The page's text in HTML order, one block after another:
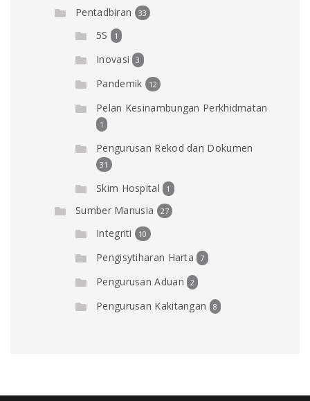
Pentadbiran 33
5S 1
Inovasi 3
Pandemik 12
Pelan Kesinambungan Perkhidmatan
1
Pengurusan Rekod dan Dokumen
31
Skim Hospital 1
Sumber Manusia 27
Integriti 10
Pengisytiharan Harta 7
Pengurusan Aduan 2
Pengurusan Kakitangan 8